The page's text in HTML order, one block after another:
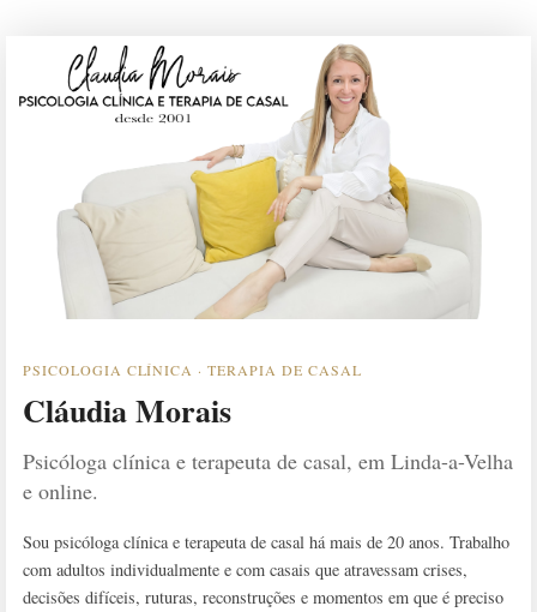
PSICOLOGIA CLÍNICA · TERAPIA DE CASAL
Cláudia Morais
Psicóloga clínica e terapeuta de casal, em Linda-a-Velha
e online.
Sou psicóloga clínica e terapeuta de casal há mais de 20 anos. Trabalho
com adultos individualmente e com casais que atravessam crises,
decisões difíceis, ruturas, reconstruções e momentos em que é preciso